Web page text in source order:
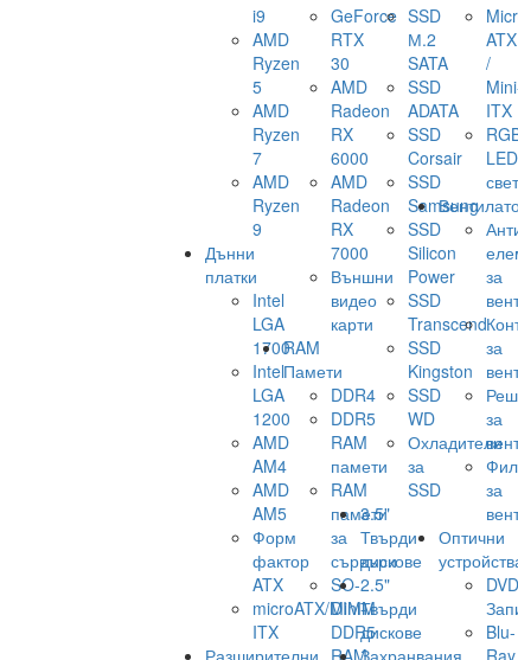
i9
AMD
Ryzen
5
AMD
Ryzen
7
AMD
Ryzen
9
Дънни
платки
Intel
LGA
1700
Intel
LGA
1200
AMD
AM4
AMD
AM5
Форм
фактор
ATX
microATX/Mini-
ITX
Разширителни
GeForce
RTX
30
AMD
Radeon
RX
6000
AMD
Radeon
RX
7000
Външни
видео
карти
RAM
Памети
DDR4
DDR5
RAM
памети
RAM
памети
за
сървъри
SO-
DIMM
DDR5
RAM
SSD
М.2
SATA
SSD
ADATA
SSD
Corsair
SSD
Samsung
SSD
Silicon
Power
SSD
Transcend
SSD
Kingston
SSD
WD
Охладители
за
SSD
3.5"
Твърди
дискове
2.5"
Твърди
дискове
Захранвания
ATX
/
ITX
LED
за
за
за
за
Оптични
DVD
Blu-
Ray